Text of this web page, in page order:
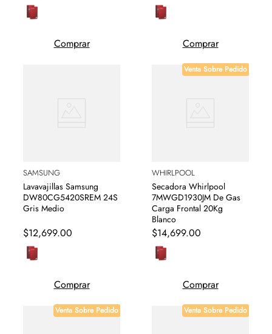
Comprar Comprar
SAMSUNG
Lavavajillas Samsung
DW80CG5420SREM 24S
Gris Medio
$12,699.00
Comprar
Venta Sobre Pedido
WHIRLPOOL
Secadora Whirlpool
7MWGD1930JM De Gas
Carga Frontal 20Kg
Blanco
$14,699.00
Comprar
Venta Sobre Pedido Venta Sobre Pedido